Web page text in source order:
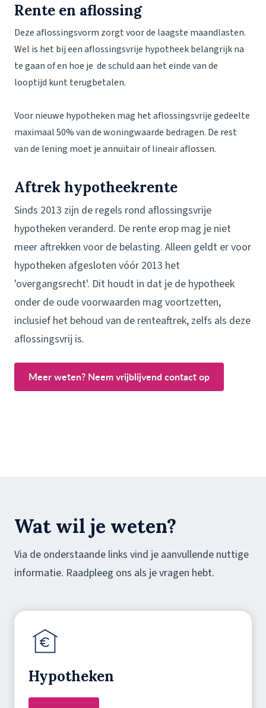
Rente en aflossing
Deze aflossingsvorm zorgt voor de laagste maandlasten.
Wel is het bij een aflossingsvrije hypotheek belangrijk na
te gaan of en hoe je de schuld aan het einde van de
looptijd kunt terugbetalen.
Voor nieuwe hypotheken mag het aflossingsvrije gedeelte
maximaal 50% van de woningwaarde bedragen. De rest
van de lening moet je annuïtair of lineair aflossen.
Aftrek hypotheekrente
Sinds 2013 zijn de regels rond aflossingsvrije
hypotheken veranderd. De rente erop mag je niet
meer aftrekken voor de belasting. Alleen geldt er voor
hypotheken afgesloten vóór 2013 het
'overgangsrecht'. Dit houdt in dat je de hypotheek
onder de oude voorwaarden mag voortzetten,
inclusief het behoud van de renteaftrek, zelfs als deze
aflossingsvrij is.
Meer weten? Neem vrijblijvend contact op
Wat wil je weten?
Via de onderstaande links vind je aanvullende nuttige
informatie. Raadpleeg ons als je vragen hebt.
Hypotheken